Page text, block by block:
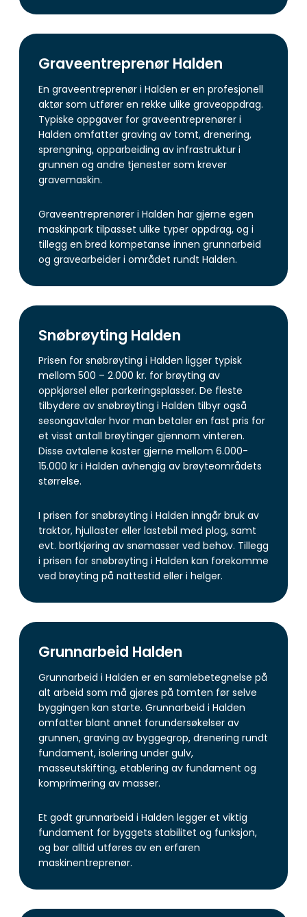
Graveentreprenør Halden
En graveentreprenør i Halden er en profesjonell
aktør som utfører en rekke ulike graveoppdrag.
Typiske oppgaver for graveentreprenører i
Halden omfatter graving av tomt, drenering,
sprengning, opparbeiding av infrastruktur i
grunnen og andre tjenester som krever
gravemaskin.
Graveentreprenører i Halden har gjerne egen
maskinpark tilpasset ulike typer oppdrag, og i
tillegg en bred kompetanse innen grunnarbeid
og gravearbeider i området rundt Halden.
Snøbrøyting Halden
Prisen for snøbrøyting i Halden ligger typisk
mellom 500 – 2.000 kr. for brøyting av
oppkjørsel eller parkeringsplasser. De fleste
tilbydere av snøbrøyting i Halden tilbyr også
sesongavtaler hvor man betaler en fast pris for
et visst antall brøytinger gjennom vinteren.
Disse avtalene koster gjerne mellom 6.000-
15.000 kr i Halden avhengig av brøyteområdets
størrelse.
I prisen for snøbrøyting i Halden inngår bruk av
traktor, hjullaster eller lastebil med plog, samt
evt. bortkjøring av snømasser ved behov. Tillegg
i prisen for snøbrøyting i Halden kan forekomme
ved brøyting på nattestid eller i helger.
Grunnarbeid Halden
Grunnarbeid i Halden er en samlebetegnelse på
alt arbeid som må gjøres på tomten før selve
byggingen kan starte. Grunnarbeid i Halden
omfatter blant annet forundersøkelser av
grunnen, graving av byggegrop, drenering rundt
fundament, isolering under gulv,
masseutskifting, etablering av fundament og
komprimering av masser.
Et godt grunnarbeid i Halden legger et viktig
fundament for byggets stabilitet og funksjon,
og bør alltid utføres av en erfaren
maskinentreprenør.